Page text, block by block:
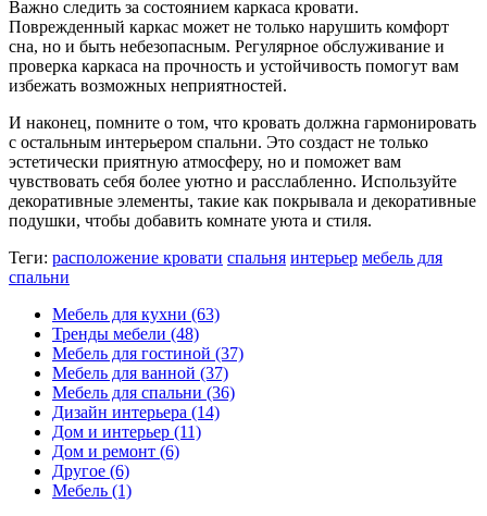
Важно следить за состоянием каркаса кровати.
Поврежденный каркас может не только нарушить комфорт
сна, но и быть небезопасным. Регулярное обслуживание и
проверка каркаса на прочность и устойчивость помогут вам
избежать возможных неприятностей.
И наконец, помните о том, что кровать должна гармонировать
с остальным интерьером спальни. Это создаст не только
эстетически приятную атмосферу, но и поможет вам
чувствовать себя более уютно и расслабленно. Используйте
декоративные элементы, такие как покрывала и декоративные
подушки, чтобы добавить комнате уюта и стиля.
Теги: расположение кровати спальня интерьер мебель для
спальни
Мебель для кухни (63)
Тренды мебели (48)
Мебель для гостиной (37)
Мебель для ванной (37)
Мебель для спальни (36)
Дизайн интерьера (14)
Дом и интерьер (11)
Дом и ремонт (6)
Другое (6)
Мебель (1)